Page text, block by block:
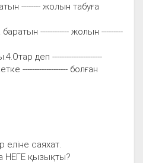
-------- жолын табуға
баратын ------------ жолын ---------
деп ---------------------
------------------- болған
саяхат.
НЕГЕ қызықты?